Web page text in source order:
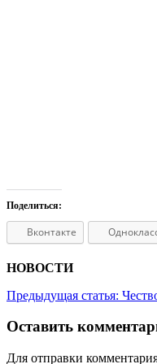
Поделиться:
Вконтакте
НОВОСТИ
Предыдущая статья:
Оставить
Для отправки